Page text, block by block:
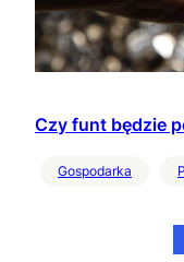
Czy funt będzie
Gospodarka